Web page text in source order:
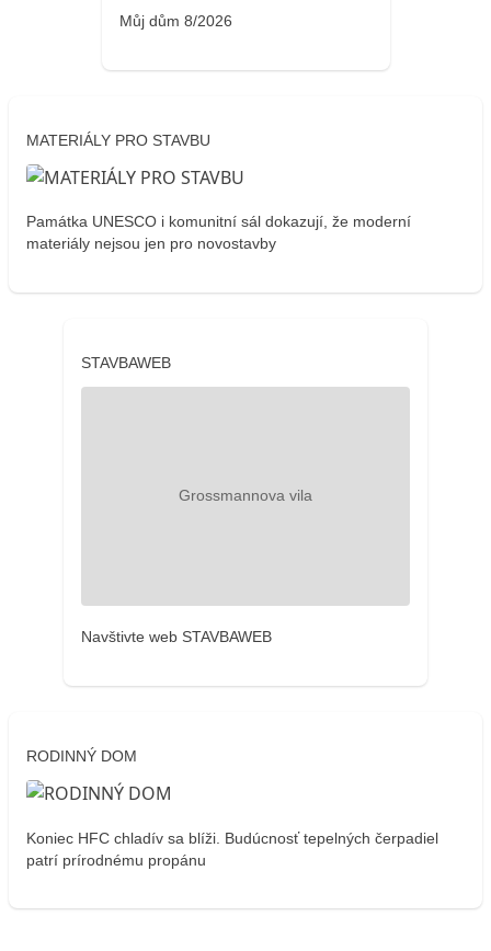
Můj dům 8/2026
MATERIÁLY PRO STAVBU
Památka UNESCO i komunitní sál dokazují, že moderní
materiály nejsou jen pro novostavby
STAVBAWEB
Navštivte web STAVBAWEB
RODINNÝ DOM
Koniec HFC chladív sa blíži. Budúcnosť tepelných čerpadiel
patrí prírodnému propánu